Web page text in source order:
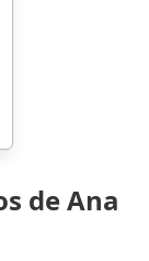
de Ana